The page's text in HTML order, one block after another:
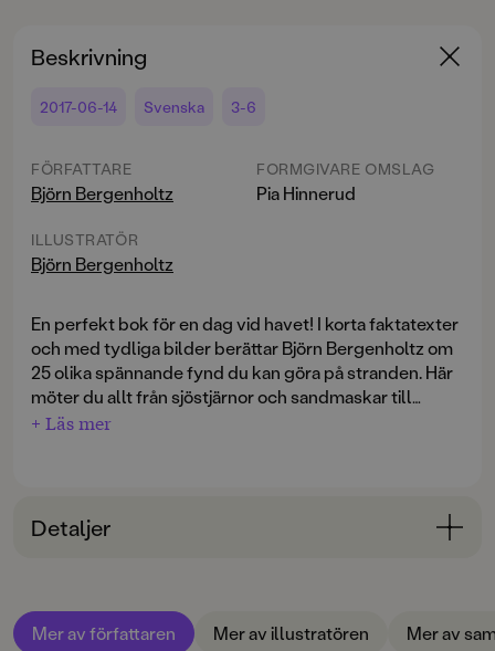
Beskrivning
2017-06-14 Svenska 3-6
FÖRFATTARE
Björn Bergenholtz
ILLUSTRATÖR
Björn Bergenholtz
FORMGIVARE OMSLAG
Pia Hinnerud
En perfekt bok för en dag vid havet! I korta faktatexter
och med tydliga bilder berättar Björn Bergenholtz om
25 olikaspännande fynddu kan göra på stranden. Här
möter du allt från sjöstjärnor och sandmaskar till
maneter och strandkrabbor. Och snäckor, såklart. Men
Och vad är det för slags tång?
Eller ett ostron. Varför heter hjärtmusslan som den
gör? Visste du att man kan hitta ägg från hajar och
+ Läs mer
Detaljer
ÅLDERSGRUPP
3-6
Mer av författaren Mer av illustratören Mer av